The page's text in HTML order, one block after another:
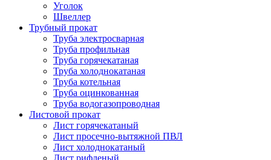
Уголок
Швеллер
Трубный прокат
Труба электросварная
Труба профильная
Труба горячекатаная
Труба холоднокатаная
Труба котельная
Труба оцинкованная
Труба водогазопроводная
Листовой прокат
Лист горячекатаный
Лист просечно-вытяжной ПВЛ
Лист холоднокатаный
Лист рифленый